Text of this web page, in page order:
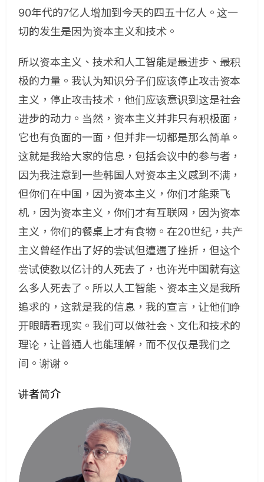
90年代的7亿人增加到今天的四五十亿人。这一
切的发生是因为资本主义和技术。
所以资本主义、技术和人工智能是最进步、最积
极的力量。我认为知识分子们应该停止攻击资本
主义，停止攻击技术，他们应该意识到这是社会
进步的动力。当然，资本主义并非只有积极面，
它也有负面的一面，但并非一切都是那么简单。
这就是我给大家的信息，包括会议中的参与者，
因为我注意到一些韩国人对资本主义感到不满，
但你们在中国，因为资本主义，你们才能乘飞
机，因为资本主义，你们才有互联网，因为资本
主义，你们的餐桌上才有食物。在20世纪，共产
主义曾经作出了好的尝试但遭遇了挫折，但这个
尝试使数以亿计的人死去了，也许光中国就有这
么多人死去了。所以人工智能、资本主义是我所
追求的，这就是我的信息，我的宣言，让他们睁
开眼睛看现实。我们可以做社会、文化和技术的
理论，让普通人也能理解，而不仅仅是我们之
间。谢谢。
讲者简介